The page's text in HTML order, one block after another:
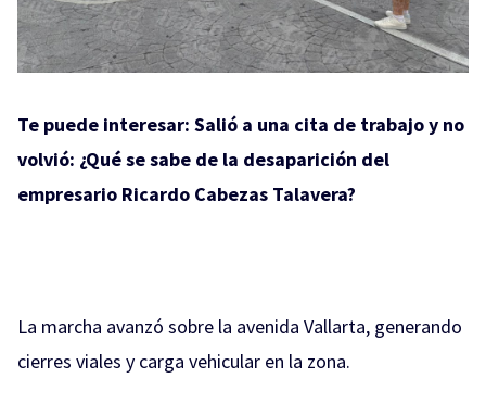
Te puede interesar: Salió a una cita de trabajo y no
volvió: ¿Qué se sabe de la desaparición del
empresario Ricardo Cabezas Talavera?
La marcha avanzó sobre la avenida Vallarta, generando
cierres viales y carga vehicular en la zona.